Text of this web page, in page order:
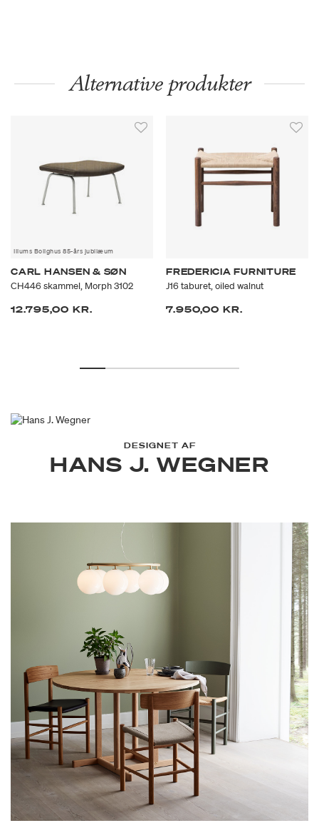
Alternative produkter
Illums Bolighus 85-års jubilæum
CARL HANSEN & SØN
CH446 skammel, Morph 3102
12.795,00 KR.
FREDERICIA FURNITURE
J16 taburet, oiled walnut
7.950,00 KR.
DESIGNET AF
HANS J. WEGNER